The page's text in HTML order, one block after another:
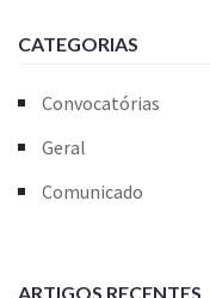
CATEGORIAS
Convocatórias
Geral
Comunicado
ARTIGOS RECENTES